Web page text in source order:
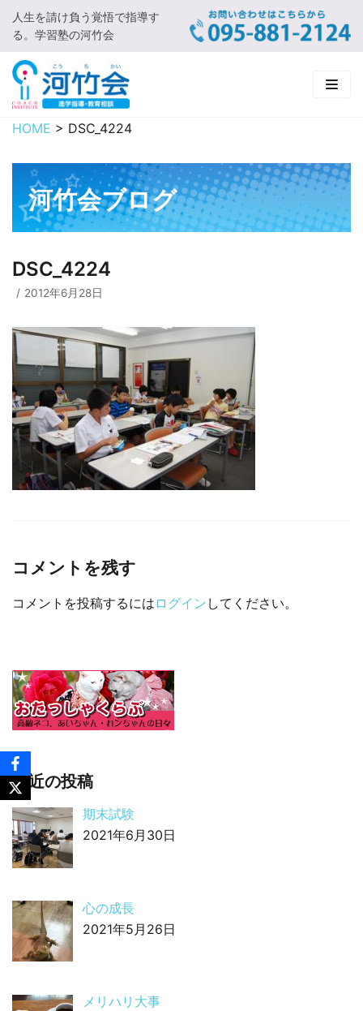
コ
ン
テ
ン
ツ
に
キ
プ
人生を請け負う覚悟で指導す
る。学習塾の河竹会
HOME
新着情報
□ お知らせ
河竹会について
□ 河竹会について
□ よくあるご質問
□ 小学部
□ 高校部
□ 有料体験指導
実 績
□ 2019年合格体験記
HOME > DSC_4224
河竹会ブログ
DSC_4224
2012年6月28日
コメントを残す
コメントを投稿するには ログイン してください。
最近の投稿
期末試験
2021年6月30日
心の成長
2021年5月26日
メリハリ大事